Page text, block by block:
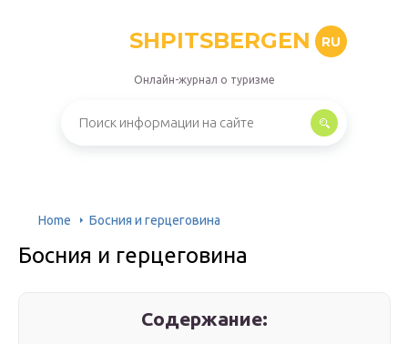
SHPITSBERGEN RU
Онлайн-журнал о туризме
Home Босния и герцеговина
Босния и герцеговина
Содержание: